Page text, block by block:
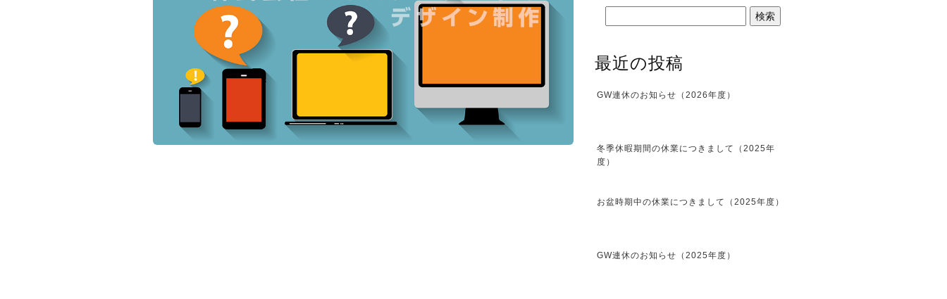
最近の投稿
GW連休のお知らせ（2026年度）
冬季休暇期間の休業につきまして（2025年
度）
お盆時期中の休業につきまして（2025年度）
GW連休のお知らせ（2025年度）